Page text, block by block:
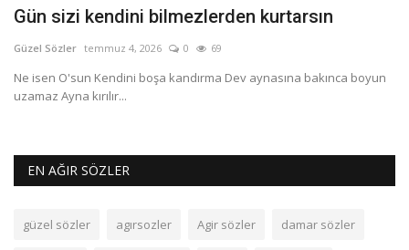
Gün sizi kendini bilmezlerden kurtarsın
Güzel Sözler temmuz 4, 2026 0 69
Ne isen O'sun Kendini boşa kandırma Dev aynasına bakınca boyun
uzamaz Ayna kırılır...
EN AĞIR SÖZLER
güzel sözler agırsozler Agir sözler damar sözler